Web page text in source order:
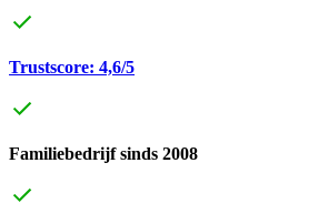
Trustscore: 4,6/5
Familiebedrijf sinds 2008